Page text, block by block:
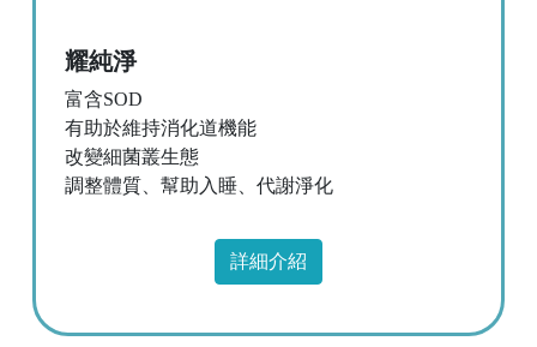
耀純淨
富含SOD
有助於維持消化道機能
改變細菌叢生態
調整體質、幫助入睡、代謝淨化
詳細介紹